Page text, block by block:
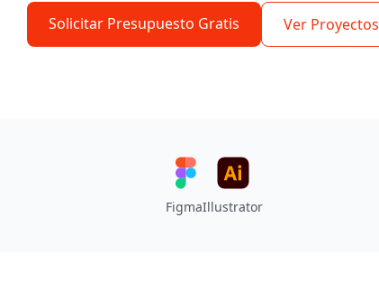
Solicitar Presupuesto Gratis Ver Proyectos
FigmaIllustrator